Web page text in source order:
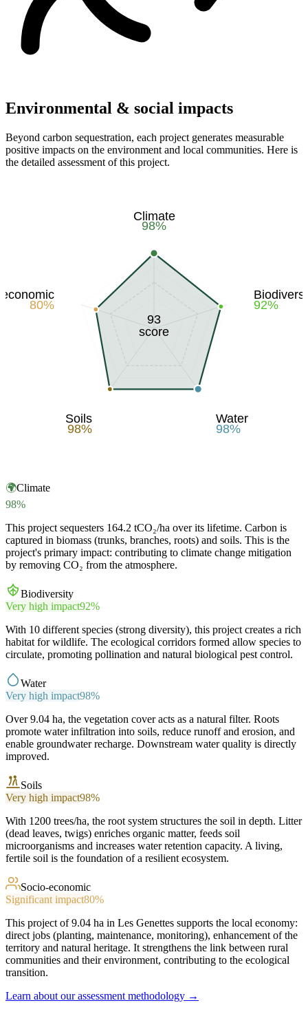
Environmental & social impacts
Beyond carbon sequestration, each project generates measurable
positive impacts on the environment and local communities. Here is
the detailed assessment of this project.
Climate
98%
92%
Water
98%
Soils
98%
80%
93
score
🌍Climate
98%
This project sequesters 164.2 tCO₂/ha over its lifetime. Carbon is
captured in biomass (trunks, branches, roots) and soils. This is the
project's primary impact: contributing to climate change mitigation
by removing CO₂ from the atmosphere.
Biodiversity
Very high impact92%
With 10 different species (strong diversity), this project creates a rich
habitat for wildlife. The ecological corridors formed allow species to
circulate, promoting pollination and natural biological pest control.
Water
Very high impact98%
Over 9.04 ha, the vegetation cover acts as a natural filter. Roots
promote water infiltration into soils, reduce runoff and erosion, and
enable groundwater recharge. Downstream water quality is directly
improved.
Soils
Very high impact98%
With 1200 trees/ha, the root system structures the soil in depth. Litter
(dead leaves, twigs) enriches organic matter, feeds soil
microorganisms and increases water retention capacity. A living,
fertile soil is the foundation of a resilient ecosystem.
Socio-economic
Significant impact80%
This project of 9.04 ha in Les Genettes supports the local economy:
direct jobs (planting, maintenance, monitoring), enhancement of the
territory and natural heritage. It strengthens the link between rural
communities and their environment, contributing to the ecological
transition.
Learn about our assessment methodology →